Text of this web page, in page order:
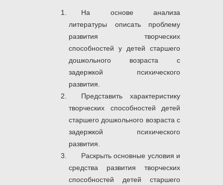
На основе анализа
литературы описать проблему
развития творческих
способностей у детей старшего
дошкольного возраста с
задержкой психического
развития.
Представить характеристику
творческих способностей детей
старшего дошкольного возраста с
задержкой психического
развития.
Раскрыть основные условия и
средства развития творческих
способностей детей старшего